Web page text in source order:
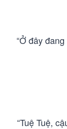
“Ở đây
“Tuệ Tuệ,